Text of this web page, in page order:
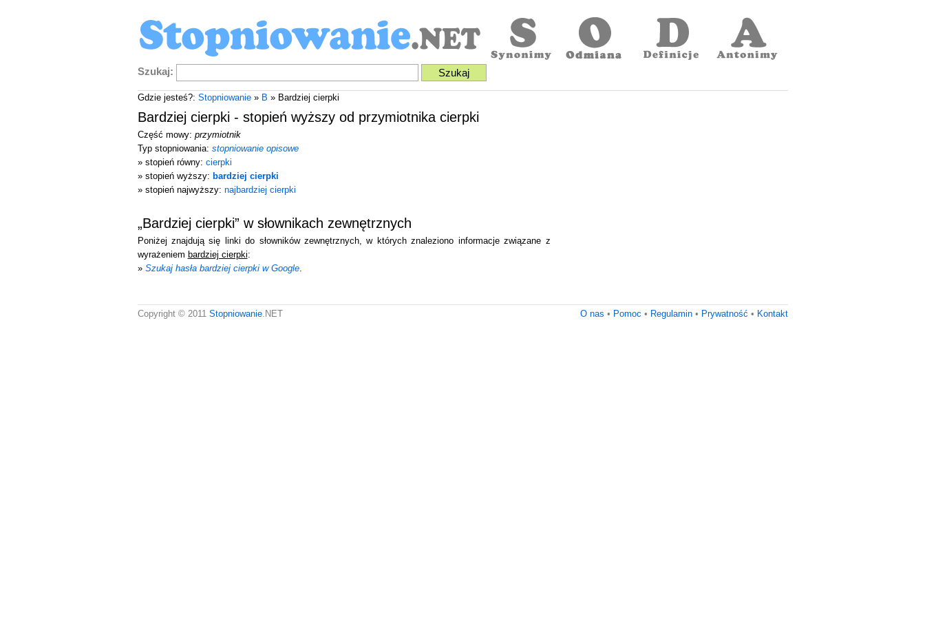
Szukaj:
Gdzie jesteś?: Stopniowanie» B » Bardziej cierpki
Bardziej cierpki - stopień wyższy od przymiotnika cierpki
Część mowy: przymiotnik
Typ stopniowania: stopniowanie opisowe
» stopień równy: cierpki
» stopień wyższy: bardziej cierpki
» stopień najwyższy: najbardziej cierpki
„Bardziej cierpki” w słownikach zewnętrznych
Poniżej znajdują się linki do słowników zewnętrznych, w których znaleziono informacje związane z
wyrażeniem bardziej cierpki:
» Szukaj hasła bardziej cierpki w Google.
O nas • Pomoc • Regulamin• Prywatność • Kontakt
Copyright © 2011 Stopniowanie.NET